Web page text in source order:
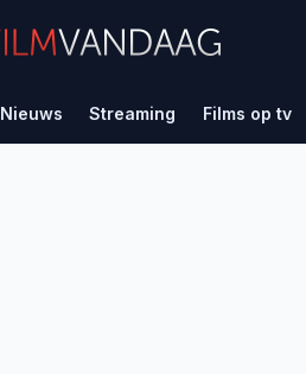
Nieuws Streaming Films op tv